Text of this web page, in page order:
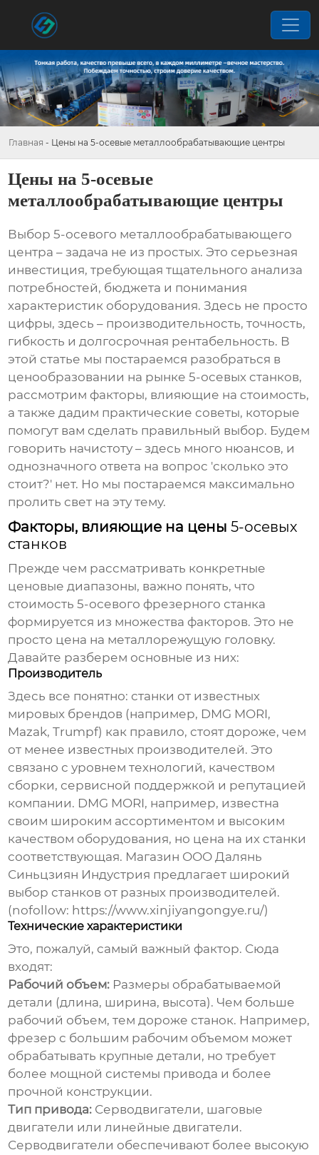
Главная - Цены на 5-осевые металлообрабатывающие центры
Цены на 5-осевые
металлообрабатывающие центры
Выбор5-осевого металлообрабатывающего
центра – задача не из простых. Это серьезная
инвестиция, требующая тщательного анализа
потребностей, бюджета и понимания
характеристик оборудования. Здесь не просто
цифры, здесь – производительность, точность,
гибкость и долгосрочная рентабельность. В
этой статье мы постараемся разобраться в
ценообразовании на рынке5-осевых станков,
рассмотрим факторы, влияющие на стоимость,
а также дадим практические советы, которые
помогут вам сделать правильный выбор. Будем
говорить начистоту – здесь много нюансов, и
однозначного ответа на вопрос 'сколько это
стоит?' нет. Но мы постараемся максимально
пролить свет на эту тему.
Факторы, влияющие на цены5-осевых
станков
Прежде чем рассматривать конкретные
ценовые диапазоны, важно понять, что
стоимость5-осевого фрезерного станка
формируется из множества факторов. Это не
просто цена на металлорежущую головку.
Давайте разберем основные из них:
Производитель
Здесь все понятно: станки от известных
мировых брендов (например, DMG MORI,
Mazak, Trumpf) как правило, стоят дороже, чем
от менее известных производителей. Это
связано с уровнем технологий, качеством
сборки, сервисной поддержкой и репутацией
компании. DMG MORI, например, известна
своим широким ассортиментом и высоким
качеством оборудования, но цена на их станки
соответствующая. Магазин ООО Далянь
Синьцзиян Индустрия предлагает широкий
выбор станков от разных производителей.
(nofollow: https://www.xinjiyangongye.ru/)
Технические характеристики
Это, пожалуй, самый важный фактор. Сюда
входят:
Рабочий объем: Размеры обрабатываемой
детали (длина, ширина, высота). Чем больше
рабочий объем, тем дороже станок. Например,
фрезер с большим рабочим объемом может
обрабатывать крупные детали, но требует
более мощной системы привода и более
прочной конструкции.
Тип привода: Серводвигатели, шаговые
двигатели или линейные двигатели.
Серводвигатели обеспечивают более высокую